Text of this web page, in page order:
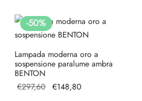
era:
€376,80.
€188,40.
-50%
Lampada moderna oro a
sospensione paralume ambra
BENTON
€297,60 Il prezzo
€148,80